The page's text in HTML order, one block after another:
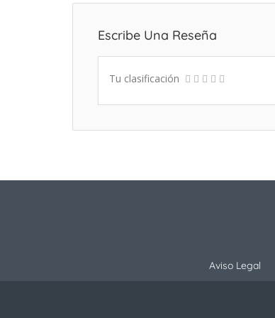
Escribe Una Reseña
Tu clasificación
Aviso Legal